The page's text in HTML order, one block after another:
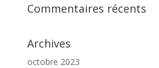
Commentaires récents
Archives
octobre 2023